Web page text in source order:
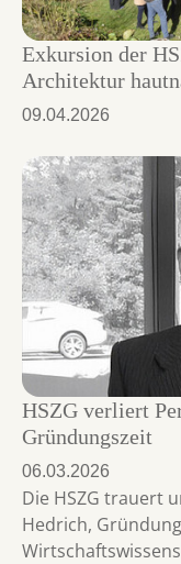
Exkursion der
Architektur
09.04.2026
HSZG verliert
Gründungszeit
06.03.2026
Die HSZG trauert
Hedrich,